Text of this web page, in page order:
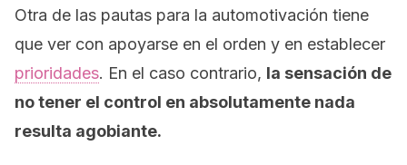
Otra de las pautas para la automotivación tiene
que ver con apoyarse en el orden y en establecer
prioridades. En el caso contrario, la sensación de
no tener el control en absolutamente nada
resulta agobiante.